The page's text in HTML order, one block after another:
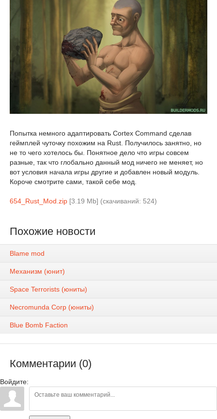
Попытка немного адаптировать Cortex Command сделав
геймплей чуточку похожим на Rust. Получилось занятно, но
не то чего хотелось бы. Понятное дело что игры совсем
разные, так что глобально данный мод ничего не меняет, но
вот условия начала игры другие и добавлен новый модуль.
Короче смотрите сами, такой себе мод.
654_Rust_Mod.zip [3.19 Mb] (cкачиваний: 524)
Похожие новости
Blame mod
Механизм (юнит)
Space Terrorists (юниты)
Necromunda Corp (юниты)
Blue Bomb Faction
Комментарии (0)
Войдите: